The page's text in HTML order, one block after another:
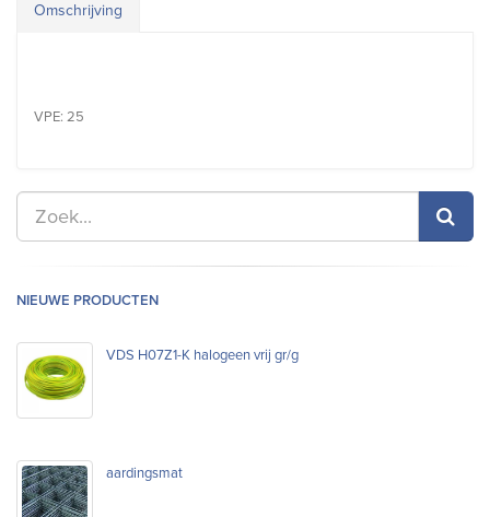
Omschrijving
VPE: 25
NIEUWE PRODUCTEN
VDS H07Z1-K halogeen vrij gr/g
aardingsmat